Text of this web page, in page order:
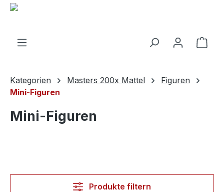
springen
Kategorien Masters 200x Mattel
Figuren
Mini-Figuren
Mini-Figuren
Produkte filtern